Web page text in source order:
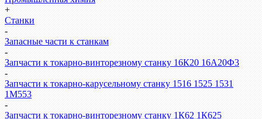
+
Станки
-
Запасные части к станкам
-
Запчасти к токарно-винторезному станку 16К20 16А20Ф3
-
Запчасти к токарно-карусельному станку 1516 1525 1531
1М553
-
Запчасти к токарно-винторезному станку 1К62 1К625